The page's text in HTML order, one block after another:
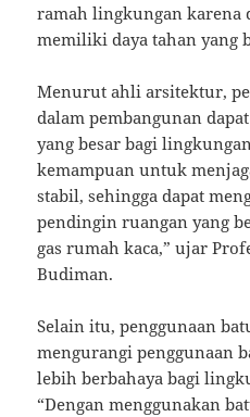
ramah lingkungan karena
memiliki daya tahan yang
Menurut ahli arsitektur,
dalam pembangunan
yang besar bagi
kemampuan untuk
stabil, sehingga dapat
pendingin ruangan yang
gas rumah kaca,” ujar
Budiman.
Selain itu, penggunaan
mengurangi penggunaan
lebih berbahaya bagi
“Dengan menggunakan